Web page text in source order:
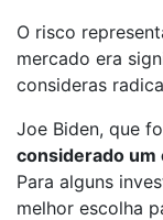
O risco
mercado era
consideras
Joe Biden, que
considerado um
Para alguns
melhor escolha